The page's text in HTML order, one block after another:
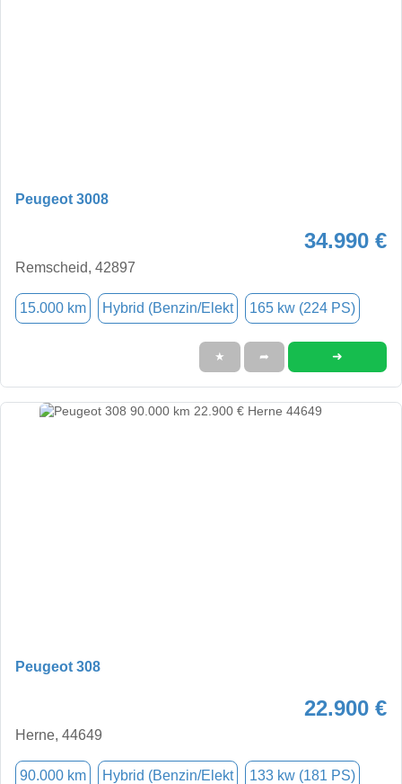
Peugeot 3008
34.990 €
Remscheid, 42897
15.000 km Hybrid (Benzin/Elekt 165 kw (224 PS)
★ ➦ ➜
Peugeot 308
22.900 €
Herne, 44649
90.000 km Hybrid (Benzin/Elekt 133 kw (181 PS)